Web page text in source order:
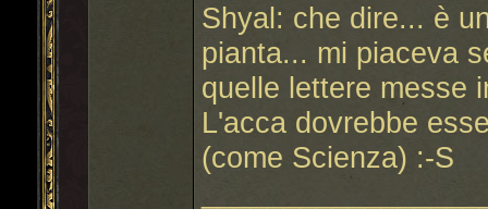
Shyal: che dire... è
pianta... mi piaceva
quelle lettere messe
L'acca dovrebbe
(come Scienza) :-S